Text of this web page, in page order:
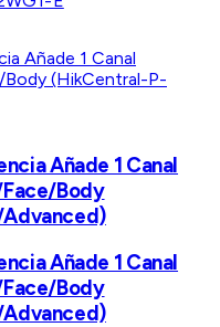
Añade 1 Canal
Body
Añade 1 Canal
Body